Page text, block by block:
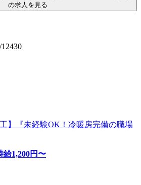
の求人を見る
】『未経験OK！冷暖房完備の職場
給1,200円〜